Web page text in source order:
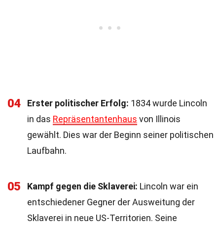
04 Erster politischer Erfolg: 1834 wurde Lincoln
in das Repräsentantenhaus von Illinois
gewählt. Dies war der Beginn seiner politischen
Laufbahn.
05 Kampf gegen die Sklaverei: Lincoln war ein
entschiedener Gegner der Ausweitung der
Sklaverei in neue US-Territorien. Seine